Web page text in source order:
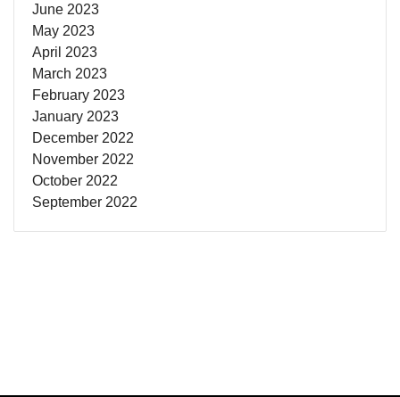
June 2023
May 2023
April 2023
March 2023
February 2023
January 2023
December 2022
November 2022
October 2022
September 2022